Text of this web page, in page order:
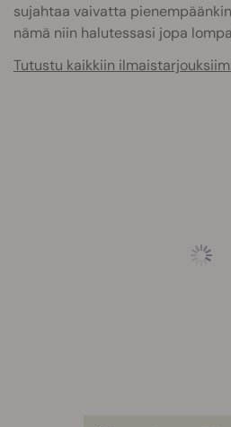
sujahtaa vaivatta
nämä niin halutessasi jopa
Tutustu kaikkiin